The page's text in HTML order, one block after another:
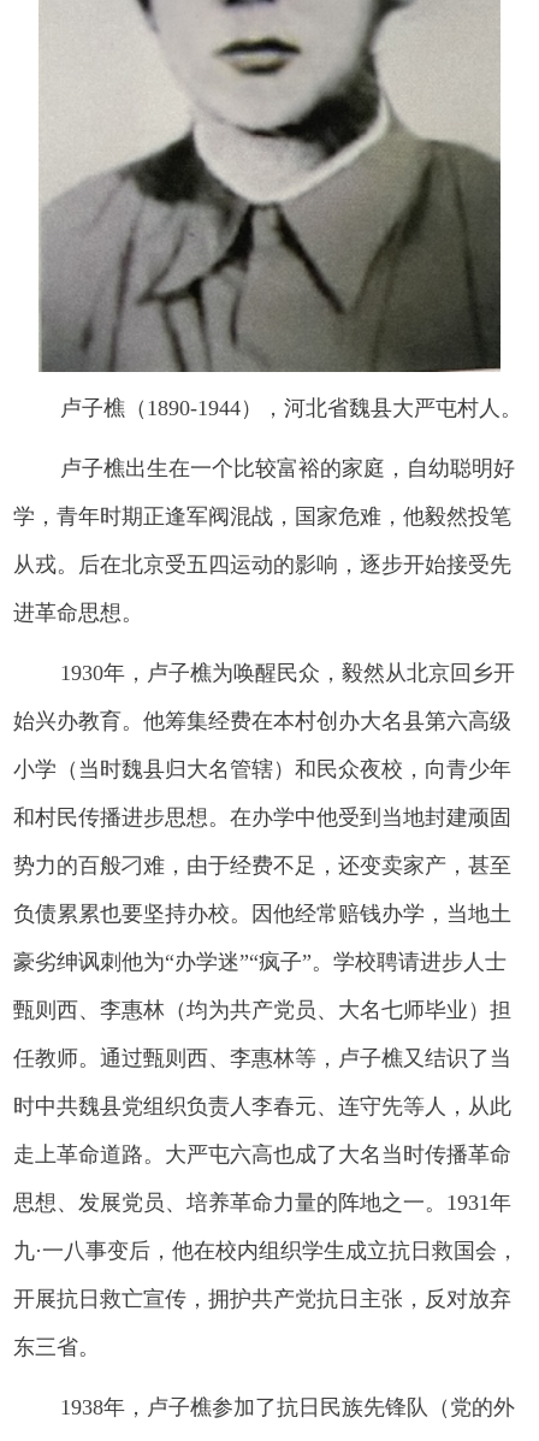
卢子樵（1890-1944），河北省魏县大严屯村人。
卢子樵出生在一个比较富裕的家庭，自幼聪明好
学，青年时期正逢军阀混战，国家危难，他毅然投笔
从戎。后在北京受五四运动的影响，逐步开始接受先
进革命思想。
1930年，卢子樵为唤醒民众，毅然从北京回乡开
始兴办教育。他筹集经费在本村创办大名县第六高级
小学（当时魏县归大名管辖）和民众夜校，向青少年
和村民传播进步思想。在办学中他受到当地封建顽固
势力的百般刁难，由于经费不足，还变卖家产，甚至
负债累累也要坚持办校。因他经常赔钱办学，当地土
豪劣绅讽刺他为“办学迷”“疯子”。学校聘请进步人士
甄则西、李惠林（均为共产党员、大名七师毕业）担
任教师。通过甄则西、李惠林等，卢子樵又结识了当
时中共魏县党组织负责人李春元、连守先等人，从此
走上革命道路。大严屯六高也成了大名当时传播革命
思想、发展党员、培养革命力量的阵地之一。1931年
九·一八事变后，他在校内组织学生成立抗日救国会，
开展抗日救亡宣传，拥护共产党抗日主张，反对放弃
东三省。
1938年，卢子樵参加了抗日民族先锋队（党的外